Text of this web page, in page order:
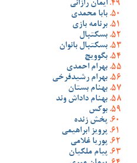
ایمان رازانی
بابا محمدی
برنامه بازی
بسکتبال
بسکتبال بانوان
بگوویچ
بهرام احمدی
بهرام رشیدفرخی
بهنام بستان
بهنام داداش وند
بوکس
پخش زنده
پرویز ابراهیمی
پوریا غلامی
پیام ملکیان